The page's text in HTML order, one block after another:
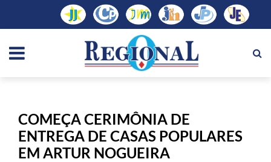
COMEÇA CERIMÔNIA DE
ENTREGA DE CASAS POPULARES
EM ARTUR NOGUEIRA